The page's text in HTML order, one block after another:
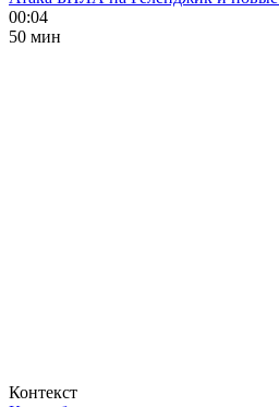
00:04
50 мин
Контекст